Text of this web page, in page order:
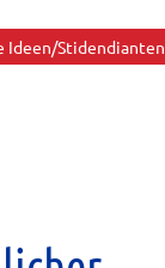
Ideen/Stidendianten